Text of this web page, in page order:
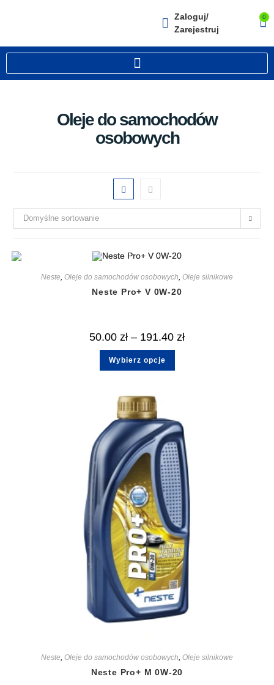
Zaloguj/
Zarejestruj
0
Oleje do samochodów
osobowych
Domyślne sortowanie
Neste, Oleje do samochodów osobowych, Oleje silnikowe
Neste Pro+ V 0W-20
50.00 zł – 191.40 zł
Wybierz opcje
Neste, Oleje do samochodów osobowych, Oleje silnikowe
Neste Pro+ M 0W-20